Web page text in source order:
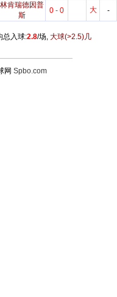
林肯瑞德因普
斯
0 - 0 大 -
总入球:2.8/场, 大球(>2.5)几
网 Spbo.com